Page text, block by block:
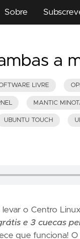
Sobre
a
LIVRE
MANTIC
UBUNTU TOUCH
o Centro
e 3 cuecas
que funciona!